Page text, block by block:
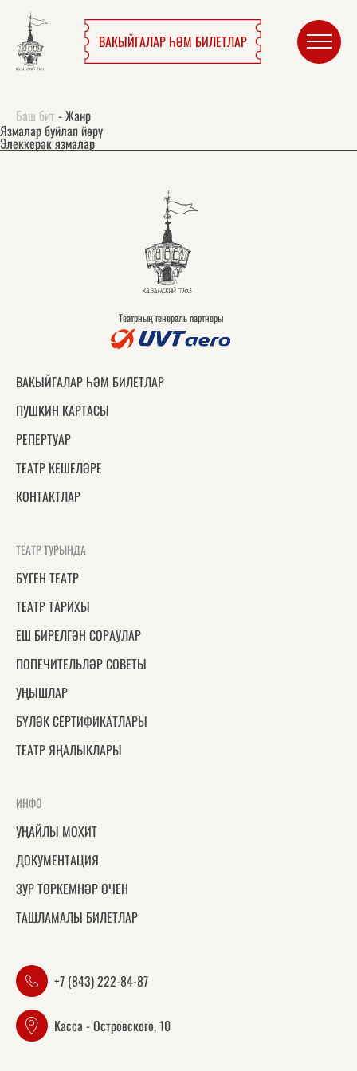
ВАКЫЙГАЛАР ҺӘМ БИЛЕТЛАР
Баш бит -Жанр
Язмалар буйлап йөрү
Элеккерәк язмалар
Театрның генераль партнеры
ВАКЫЙГАЛАР ҺӘМ БИЛЕТЛАР
ПУШКИН КАРТАСЫ
РЕПЕРТУАР
ТЕАТР КЕШЕЛӘРЕ
КОНТАКТЛАР
ТЕАТР ТУРЫНДА
БҮГЕН ТЕАТР
ТЕАТР ТАРИХЫ
ЕШ БИРЕЛГӘН СОРАУЛАР
ПОПЕЧИТЕЛЬЛӘР СОВЕТЫ
УҢЫШЛАР
БҮЛӘК СЕРТИФИКАТЛАРЫ
ТЕАТР ЯҢАЛЫКЛАРЫ
ИНФО
УҢАЙЛЫ МОХИТ
ДОКУМЕНТАЦИЯ
ЗУР ТӨРКЕМНӘР ӨЧЕН
ТАШЛАМАЛЫ БИЛЕТЛАР
+7 (843) 222-84-87
Касса - Островского, 10